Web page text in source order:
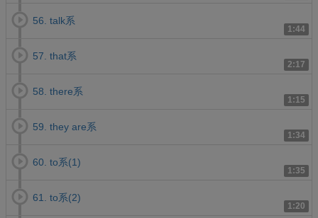
1:44
56. talk系
2:17
57. that系
1:15
58. there系
1:34
59. they are系
1:35
60. to系(1)
1:20
61. to系(2)